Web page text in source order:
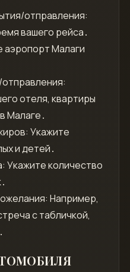
отправления:
вашего рейса․
аэропорт Малаги
отеля, квартиры
Малаге․
Укажите
и детей․
Укажите количество
Например,
с табличкой,